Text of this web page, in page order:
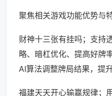
聚焦相关游戏功能优势与特
财神十三张有挂吗；支持
略、暗杠优化、提高好牌
AI算法调整牌局结果，提升
福建天天开心输赢规律；